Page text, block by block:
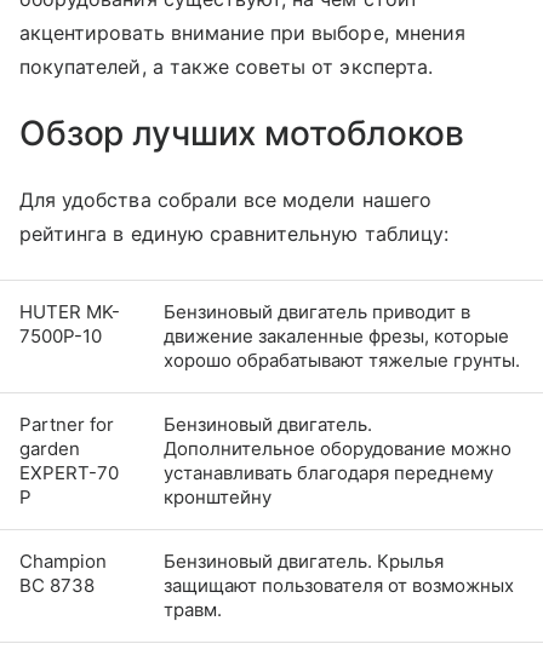
акцентировать внимание при выборе, мнения
покупателей, а также советы от эксперта.
Обзор лучших мотоблоков
Для удобства собрали все модели нашего
рейтинга в единую сравнительную таблицу:
HUTER MK-
7500Р-10
Бензиновый двигатель приводит в
движение закаленные фрезы, которые
хорошо обрабатывают тяжелые грунты.
Partner for
garden
EXPERT-70
P
Бензиновый двигатель.
Дополнительное оборудование можно
устанавливать благодаря переднему
кронштейну
Champion
BC 8738
Бензиновый двигатель. Крылья
защищают пользователя от возможных
травм.